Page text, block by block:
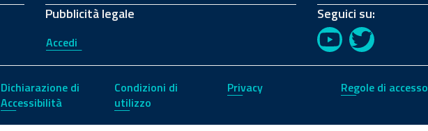
Pubblicità legale
Accedi
Seguici su:
YouTubeTwitter
Dichiarazione di
Accessibilità
Condizioni di
utilizzo
Privacy Regole di accesso